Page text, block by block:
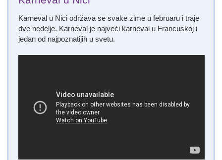
Karneval u Nici održava se svake zime u februaru i traje
dve nedelje. Karneval je najveći karneval u Francuskoj i
jedan od najpoznatijih u svetu.